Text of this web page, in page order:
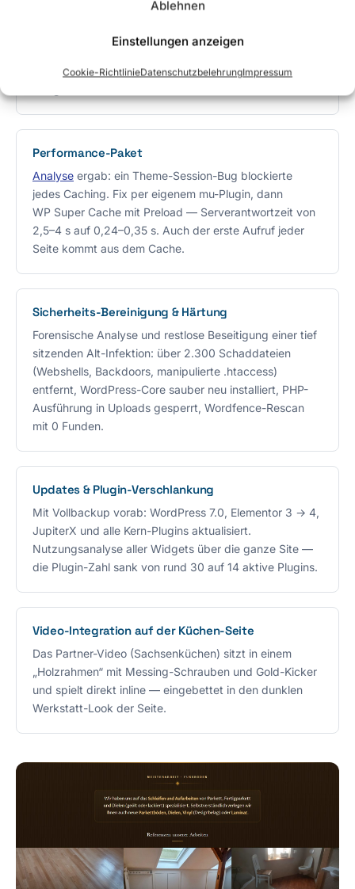
Ablehnen
Einstellungen anzeigen
Cookie-RichtlinieDatenschutzbelehrungImpressum
Fokus und DSGVO-Einwilligung, Vertrauens-Badges
(Meisterbetrieb, 20+ Jahre Erfahrung, regional in
Dithmarschen), großer Anruf-Button und gerahmte
Performance-Paket
Analyse ergab: ein Theme-Session-Bug blockierte
jedes Caching. Fix per eigenem mu-Plugin, dann
WP Super Cache mit Preload — Serverantwortzeit von
2,5–4 s auf 0,24–0,35 s. Auch der erste Aufruf jeder
Seite kommt aus dem Cache.
Sicherheits-Bereinigung & Härtung
Forensische Analyse und restlose Beseitigung einer tief
sitzenden Alt-Infektion: über 2.300 Schaddateien
(Webshells, Backdoors, manipulierte .htaccess)
entfernt, WordPress-Core sauber neu installiert, PHP-
Ausführung in Uploads gesperrt, Wordfence-Rescan
mit 0 Funden.
Updates & Plugin-Verschlankung
Mit Vollbackup vorab: WordPress 7.0, Elementor 3 → 4,
JupiterX und alle Kern-Plugins aktualisiert.
Nutzungsanalyse aller Widgets über die ganze Site —
die Plugin-Zahl sank von rund 30 auf 14 aktive Plugins.
Video-Integration auf der Küchen-Seite
Das Partner-Video (Sachsenküchen) sitzt in einem
„Holzrahmen“ mit Messing-Schrauben und Gold-Kicker
und spielt direkt inline — eingebettet in den dunklen
Werkstatt-Look der Seite.